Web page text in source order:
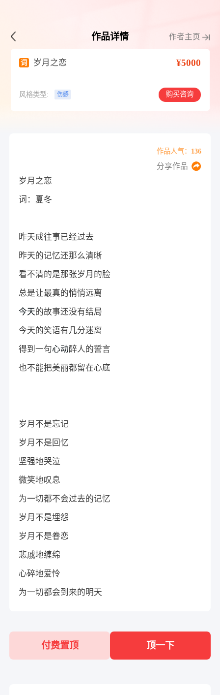
作品详情 作者主页
词 岁月之恋 ¥5000
风格类型: 伤感 购买咨询
作品人气：136
分享作品
岁月之恋
词：夏冬
昨天成往事已经过去
昨天的记忆还那么清晰
看不清的是那张岁月的脸
总是让最真的悄悄远离
今天的故事还没有结局
今天的笑语有几分迷离
得到一句心动醉人的誓言
也不能把美丽都留在心底
岁月不是忘记
岁月不是回忆
坚强地哭泣
微笑地叹息
为一切都不会过去的记忆
岁月不是埋怨
岁月不是眷恋
悲戚地缠绵
心碎地爱怜
为一切都会到来的明天
付费置顶 顶一下